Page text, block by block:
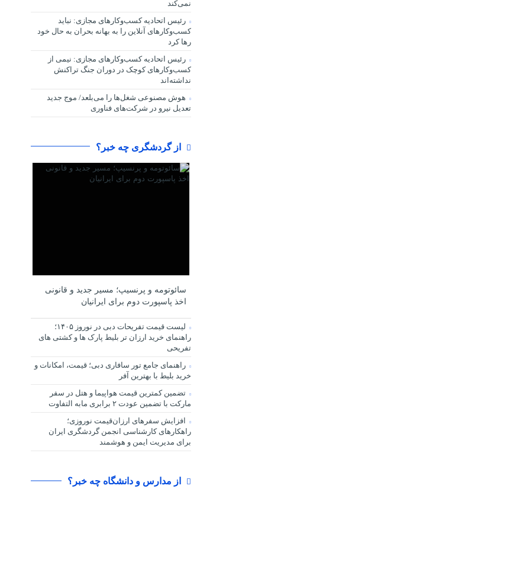
نمی‌کند
رئیس اتحادیه کسب‌وکارهای مجازی: نباید
کسب‌وکارهای آنلاین را به بهانه بحران به حال خود
رها کرد
رئیس اتحادیه کسب‌وکارهای مجازی: نیمی از
کسب‌وکارهای کوچک در دوران جنگ‌ تراکنش
نداشته‌اند
هوش مصنوعی شغل‌ها را می‌بلعد/ موج جدید
تعدیل نیرو در شرکت‌های فناوری
از گردشگری چه خبر؟
سائوتومه و پرنسیپ؛ مسیر جدید و قانونی
اخذ پاسپورت دوم برای ایرانیان
لیست قیمت تفریحات دبی در نوروز ۱۴۰۵؛
راهنمای خرید ارزان تر بلیط پارک ها و کشتی های
تفریحی
راهنمای جامع تور سافاری دبی؛ قیمت، امکانات و
خرید بلیط با بهترین آفر
تضمین کمترین قیمت هواپیما و هتل در سفر
مارکت با تضمین عودت ۲ برابری مابه التفاوت
افزایش سفرهای ارزان‌قیمت نوروزی؛
راهکارهای کارشناسی انجمن گردشگری ایران
برای مدیریت ایمن و هوشمند
از مدارس و دانشگاه چه خبر؟